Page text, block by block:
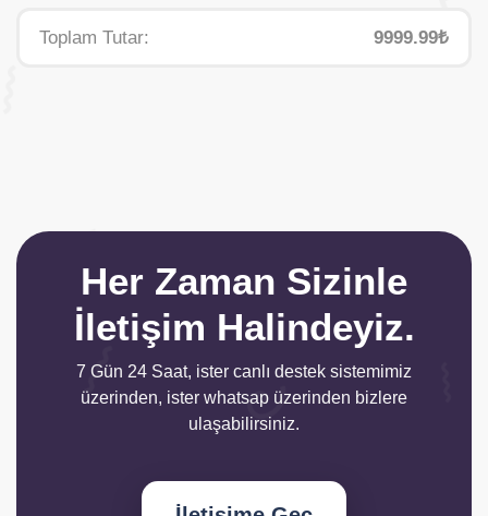
Toplam Tutar: 9999.99₺
Her Zaman Sizinle
İletişim Halindeyiz.
7 Gün 24 Saat, ister canlı destek sistemimiz
üzerinden, ister whatsap üzerinden bizlere
ulaşabilirsiniz.